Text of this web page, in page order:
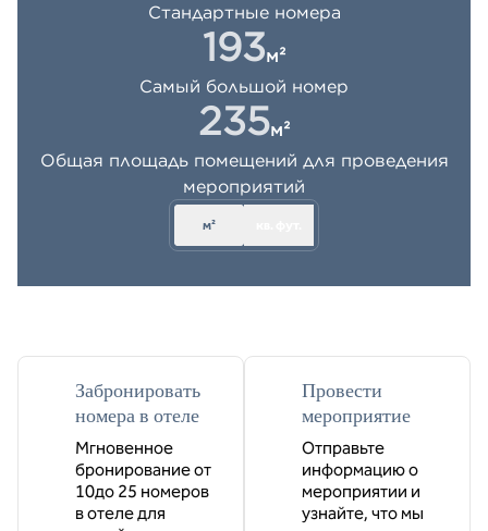
Стандартные номера
193м²
кв. м
Самый большой номер
235м²
кв. м
Общая площадь помещений для проведения
мероприятий
м²
Забронировать
номера в отеле
Мгновенное
бронирование от
10до 25 номеров
в отеле для
Провести
мероприятие
Отправьте
информацию о
мероприятии и
узнайте, что мы